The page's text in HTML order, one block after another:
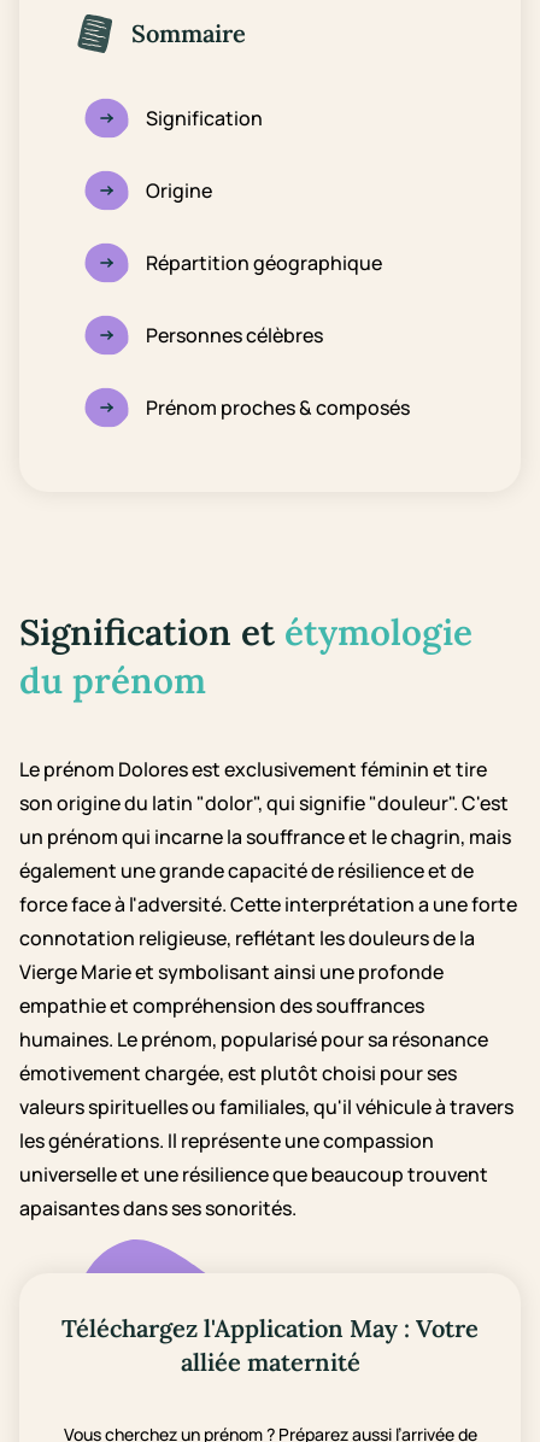
Sommaire
Signification
Origine
Répartition géographique
Personnes célèbres
Prénom proches & composés
Signification et étymologie
du prénom
Le prénom Dolores est exclusivement féminin et tire
son origine du latin "dolor", qui signifie "douleur". C'est
un prénom qui incarne la souffrance et le chagrin, mais
également une grande capacité de résilience et de
force face à l'adversité. Cette interprétation a une forte
connotation religieuse, reflétant les douleurs de la
Vierge Marie et symbolisant ainsi une profonde
empathie et compréhension des souffrances
humaines. Le prénom, popularisé pour sa résonance
émotivement chargée, est plutôt choisi pour ses
valeurs spirituelles ou familiales, qu'il véhicule à travers
les générations. Il représente une compassion
universelle et une résilience que beaucoup trouvent
apaisantes dans ses sonorités.
Téléchargez l'Application May : Votre
alliée maternité
Vous cherchez un prénom ? Préparez aussi l’arrivée de